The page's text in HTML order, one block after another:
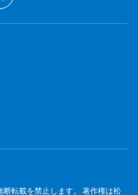
転載を禁止します。 著作権は松